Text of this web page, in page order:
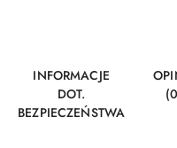
INFORMACJE
DOT.
BEZPIECZEŃSTWA